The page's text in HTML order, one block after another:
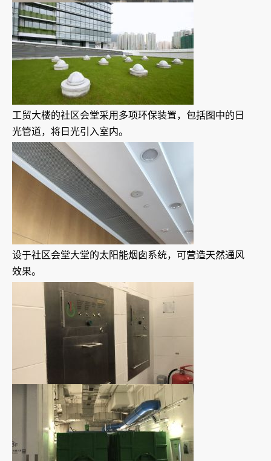
工贸大楼的社区会堂采用多项环保装置，包括图中的日
光管道，将日光引入室内。
设于社区会堂大堂的太阳能烟囱系统，可营造天然通风
效果。